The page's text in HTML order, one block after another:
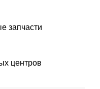
запчасти
центров